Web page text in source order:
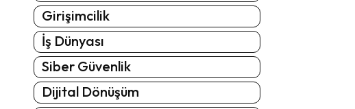
Girişimcilik
İş Dünyası
Siber Güvenlik
Dijital Dönüşüm